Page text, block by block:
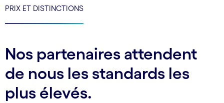
PRIX ET DISTINCTIONS
Nos partenaires attendent
de nous les standards les
plus élevés.